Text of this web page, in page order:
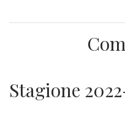
Stagione